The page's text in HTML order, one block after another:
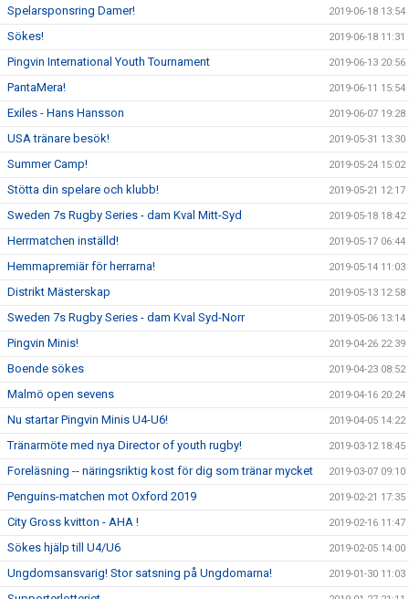
Spelarsponsring Damer! 2019-06-18 13:54
Sökes! 2019-06-18 11:31
Pingvin International Youth Tournament 2019-06-13 20:56
PantaMera! 2019-06-11 15:54
Exiles - Hans Hansson 2019-06-07 19:28
USA tränare besök! 2019-05-31 13:30
Summer Camp! 2019-05-24 15:02
Stötta din spelare och klubb! 2019-05-21 12:17
Sweden 7s Rugby Series - dam Kval Mitt-Syd 2019-05-18 18:42
Herrmatchen inställd! 2019-05-17 06:44
Hemmapremiär för herrarna! 2019-05-14 11:03
Distrikt Mästerskap 2019-05-13 12:58
Sweden 7s Rugby Series - dam Kval Syd-Norr 2019-05-06 13:14
Pingvin Minis! 2019-04-26 22:39
Boende sökes 2019-04-23 08:52
Malmö open sevens 2019-04-16 20:24
Nu startar Pingvin Minis U4-U6! 2019-04-05 14:22
Tränarmöte med nya Director of youth rugby! 2019-03-12 18:45
Foreläsning -- näringsriktig kost för dig som tränar mycket 2019-03-07 09:10
Penguins-matchen mot Oxford 2019 2019-02-21 17:35
City Gross kvitton - AHA ! 2019-02-16 11:47
Sökes hjälp till U4/U6 2019-02-05 14:00
Ungdomsansvarig! Stor satsning på Ungdomarna! 2019-01-30 11:03